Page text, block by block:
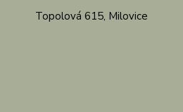
Topolová 615, Milovice